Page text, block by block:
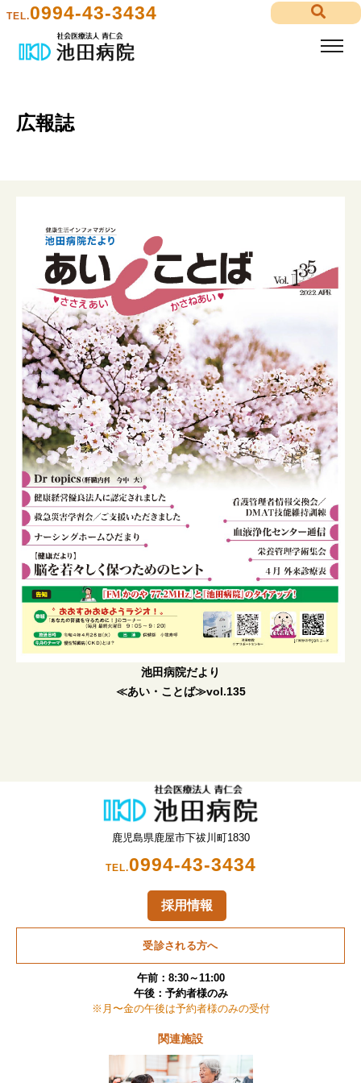
TEL.0994-43-3434
広報誌
池田病院だより
≪あい・ことば≫vol.135
鹿児島県鹿屋市下祓川町1830
TEL.0994-43-3434
採用情報
受診される方へ
午前：8:30～11:00
午後：予約者様のみ
※月〜金の午後は予約者様のみの受付
関連施設